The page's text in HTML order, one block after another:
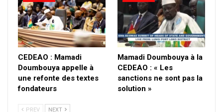
CEDEAO : Mamadi
Doumbouya appelle à
une refonte des textes
fondateurs
Mamadi Doumbouya à la
CEDEAO : « Les
sanctions ne sont pas la
solution »
PREV NEXT